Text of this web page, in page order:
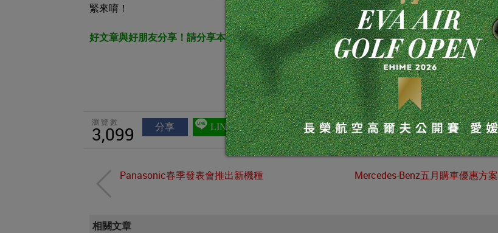
緊來唷！
好文章與好朋友分享！請分享本文，讓朋友們與您同享新知！
瀏覽數
3,099 分享 LINE
Panasonic春季發表會推出新機種 Mercedes-Benz五月購車優惠方案
相關文章